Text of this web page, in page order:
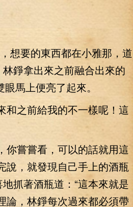
要的東西都在小雅那，道
錚拿出來之前融合出來的
馬上便亮了起來。
之前給我的不一樣呢！這
嘗嘗看，可以的話就用這
，就發現自己手上的酒瓶
抓著酒瓶道：“這本來就是
論，林錚每次過來都必須帶